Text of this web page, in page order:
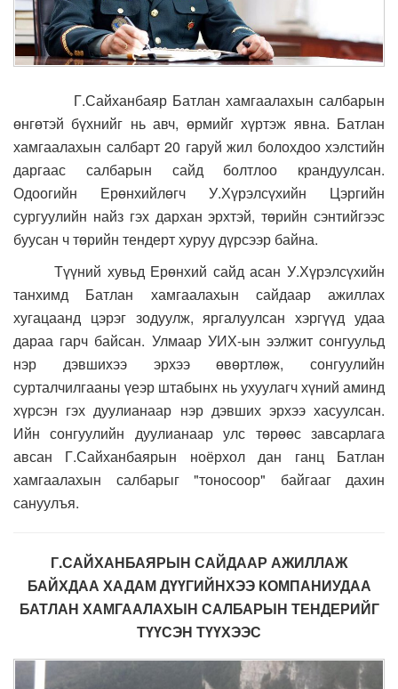
Г.Сайханбаяр Батлан хамгаалахын салбарын
өнгөтэй бүхнийг нь авч, өрмийг хүртэж явна. Батлан
хамгаалахын салбарт 20 гаруй жил болохдоо хэлстийн
даргаас салбарын сайд болтлоо крандуулсан.
Одоогийн Ерөнхийлөгч У.Хүрэлсүхийн Цэргийн
сургуулийн найз гэх дархан эрхтэй, төрийн сэнтийгээс
буусан ч төрийн тендерт хуруу дүрсээр байна.
Түүний хувьд Ерөнхий сайд асан У.Хүрэлсүхийн
танхимд Батлан хамгаалахын сайдаар ажиллах
хугацаанд цэрэг зодуулж, яргалуулсан хэргүүд удаа
дараа гарч байсан. Улмаар УИХ-ын ээлжит сонгуульд
нэр дэвшихээ эрхээ өвөртлөж, сонгуулийн
сурталчилгааны үеэр штабынх нь ухуулагч хүний аминд
хүрсэн гэх дуулианаар нэр дэвших эрхээ хасуулсан.
Ийн сонгуулийн дуулианаар улс төрөөс завсарлага
авсан Г.Сайханбаярын ноёрхол дан ганц Батлан
хамгаалахын салбарыг "тоносоор" байгааг дахин
сануулъя.
Г.САЙХАНБАЯРЫН САЙДААР АЖИЛЛАЖ
БАЙХДАА ХАДАМ ДҮҮГИЙНХЭЭ КОМПАНИУДАА
БАТЛАН ХАМГААЛАХЫН САЛБАРЫН ТЕНДЕРИЙГ
ТҮҮСЭН ТҮҮХЭЭС